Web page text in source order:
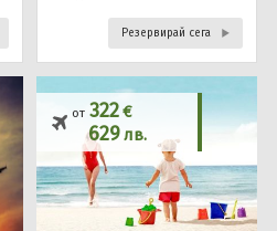
Резервирай сега
от 322€
629лв.